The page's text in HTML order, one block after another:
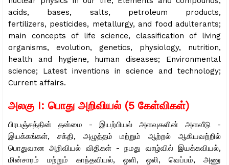
acids, bases, salts, petroleum products,
fertilizers, pesticides, metallurgy, and food adulterants;
main concepts of life science, classification of living
organisms, evolution, genetics, physiology, nutrition,
health and hygiene, human diseases; Environmental
science; Latest inventions in science and technology;
Current affairs.
அலகு I: பொது அறிவியல் (5 கேள்விகள்)
பிரபஞ்சத்தின் தன்மை - இயற்பியல் அளவுகளின் அளவீடு -
இயக்கங்கள், சக்தி, அழுத்தம் மற்றும் ஆற்றல் ஆகியவற்றில்
பொதுவான அறிவியல் விதிகள் - நமது வாழ்வில் இயக்கவியல்,
மின்சாரம் மற்றும் காந்தவியல், ஒளி, ஒலி, வெப்பம், அணு